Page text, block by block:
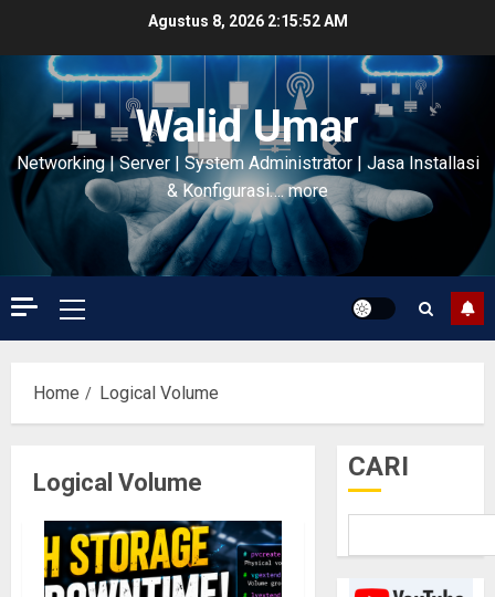
content
Agustus 8, 2026 2:15:52 AM
Walid Umar
Networking | Server | System Administrator | Jasa Installasi
& Konfigurasi…. more
Primary
Menu
Home Logical Volume
Logical Volume
CARI